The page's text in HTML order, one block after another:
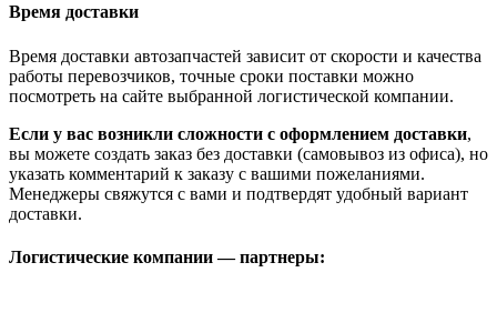
Время доставки
Время доставки автозапчастей зависит от скорости и качества
работы перевозчиков, точные сроки поставки можно
посмотреть на сайте выбранной логистической компании.
Если у вас возникли сложности с оформлением доставки,
вы можете создать заказ без доставки (самовывоз из офиса), но
указать комментарий к заказу с вашими пожеланиями.
Менеджеры свяжутся с вами и подтвердят удобный вариант
доставки.
Логистические компании — партнеры: